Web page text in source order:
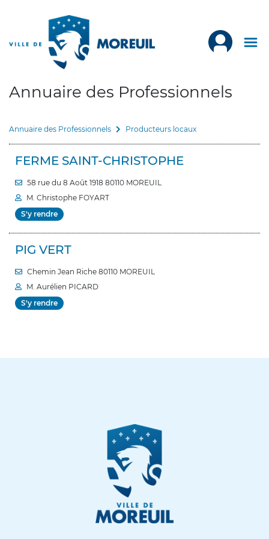
Annuaire des Professionnels
Annuaire des Professionnels Producteurs locaux
FERME SAINT-CHRISTOPHE
58 rue du 8 Août 1918 80110 MOREUIL
M. Christophe FOYART
S'y rendre
PIG VERT
Chemin Jean Riche 80110 MOREUIL
M. Aurélien PICARD
S'y rendre